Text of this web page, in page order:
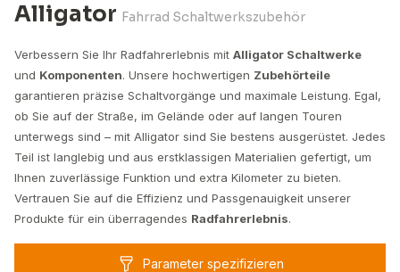
Alligator Fahrrad Schaltwerkszubehör
Verbessern Sie Ihr Radfahrerlebnis mit Alligator Schaltwerke
und Komponenten. Unsere hochwertigen Zubehörteile
garantieren präzise Schaltvorgänge und maximale Leistung. Egal,
ob Sie auf der Straße, im Gelände oder auf langen Touren
unterwegs sind – mit Alligator sind Sie bestens ausgerüstet. Jedes
Teil ist langlebig und aus erstklassigen Materialien gefertigt, um
Ihnen zuverlässige Funktion und extra Kilometer zu bieten.
Vertrauen Sie auf die Effizienz und Passgenauigkeit unserer
Produkte für ein überragendes Radfahrerlebnis.
Parameter spezifizieren